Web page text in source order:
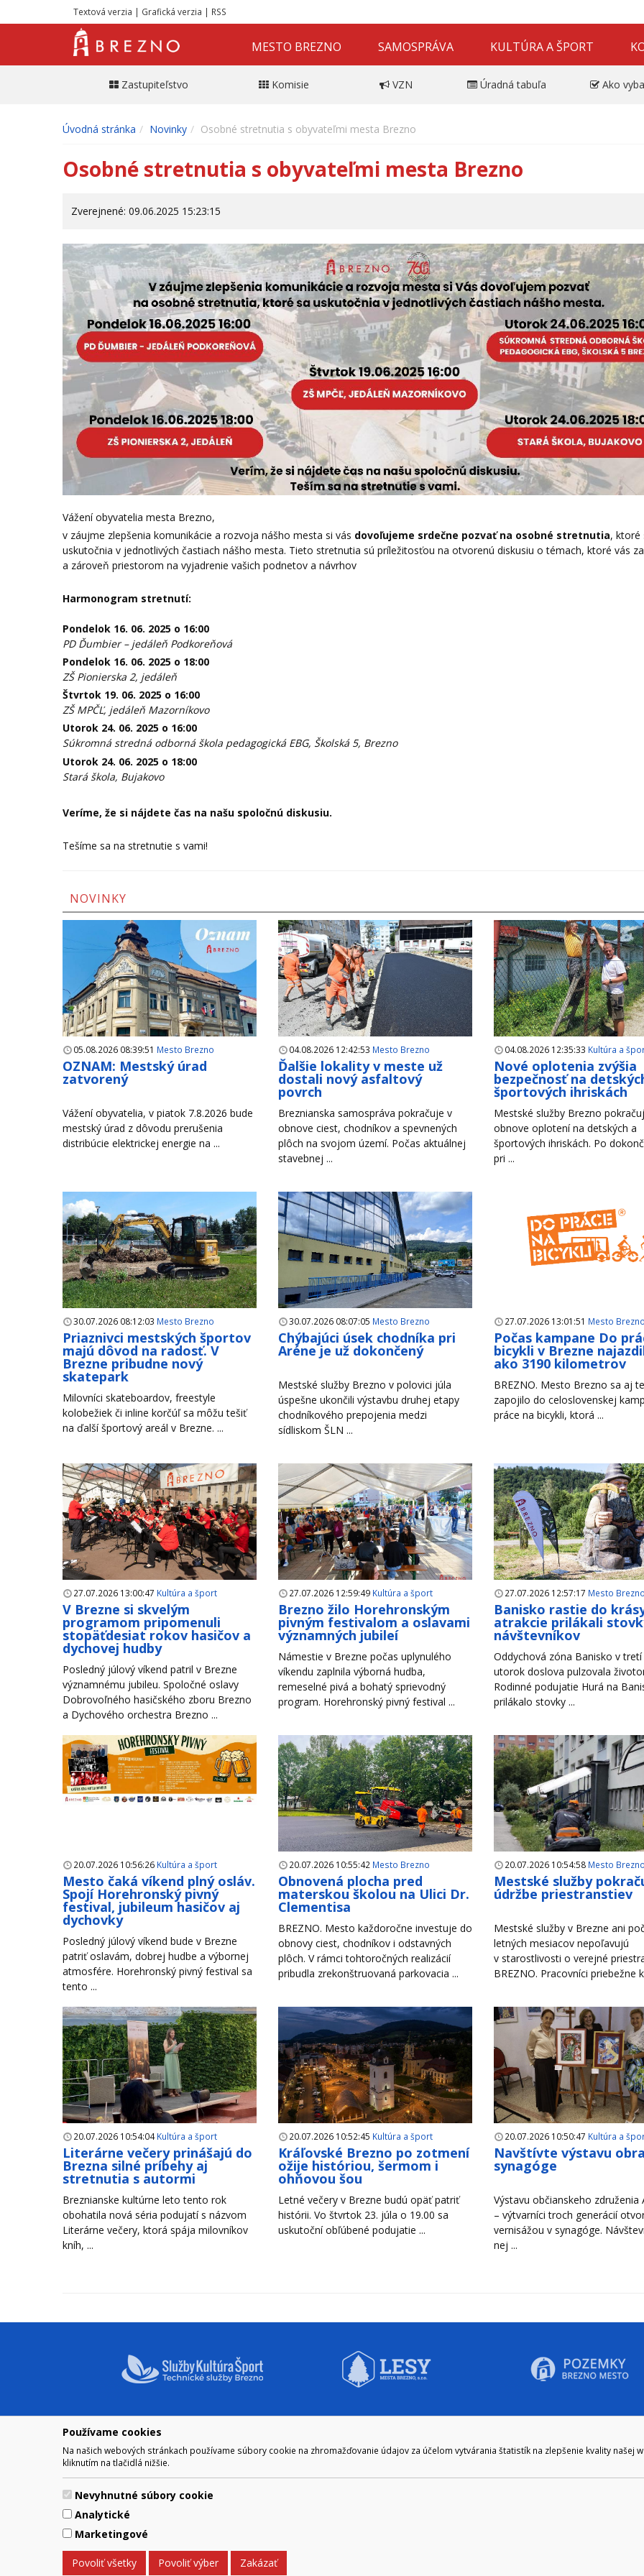
Používame cookies
Na našich webových stránkach používame súbory cookie na zhromažďovanie údajov za účelom vytvárania štatistík na zlepšenie kvality
kliknutím na tlačidlá nižšie.
Nevyhnutné súbory cookie
Analytické
Marketingové
Povoliť všetky Povoliť výber Zakázať
Textová verzia | Grafická verzia | RSS
MESTO BREZNO SAMOSPRÁVA KULTÚRA A ŠPORT
Zastupiteľstvo Komisie VZN Úradná tabuľa Ako
Úvodná stránka Novinky Osobné stretnutia s obyvateľmi mesta Brezno
Osobné stretnutia s obyvateľmi mesta Brezno
Zverejnené: 09.06.2025 15:23:15
Vážení obyvatelia mesta Brezno,
v záujme zlepšenia komunikácie a rozvoja nášho mesta si vás dovoľujeme srdečne pozvať na osobné stretnutia, ktoré
uskutočnia v jednotlivých častiach nášho mesta. Tieto stretnutia sú príležitosťou na otvorenú diskusiu o témach, ktoré vás
a zároveň priestorom na vyjadrenie vašich podnetov a návrhov
Harmonogram stretnutí:
Pondelok 16. 06. 2025 o 16:00
PD Ďumbier – jedáleň Podkoreňová
Pondelok 16. 06. 2025 o 18:00
ZŠ Pionierska 2, jedáleň
Štvrtok 19. 06. 2025 o 16:00
ZŠ MPČĽ, jedáleň Mazorníkovo
Utorok 24. 06. 2025 o 16:00
Súkromná stredná odborná škola pedagogická EBG, Školská 5, Brezno
Utorok 24. 06. 2025 o 18:00
Stará škola, Bujakovo
Veríme, že si nájdete čas na našu spoločnú diskusiu.
Tešíme sa na stretnutie s vami!
NOVINKY
05.08.2026 08:39:51 Mesto Brezno
OZNAM: Mestský úrad
zatvorený
Vážení obyvatelia, v piatok 7.8.2026 bude
mestský úrad z dôvodu prerušenia
distribúcie elektrickej energie na ...
04.08.2026 12:42:53 Mesto Brezno
Ďalšie lokality v meste už
dostali nový asfaltový
povrch
Breznianska samospráva pokračuje v
obnove ciest, chodníkov a spevnených
plôch na svojom území. Počas aktuálnej
stavebnej ...
04.08.2026 12:35:33 Kultúra a
Nové oplotenia zvýšia
bezpečnosť na
športových ihriskách
Mestské služby Brezno
obnove oplotení na detských a
športových ihriskách. Po
pri ...
30.07.2026 08:12:03 Mesto Brezno
Priaznivci mestských športov
majú dôvod na radosť. V
Brezne pribudne nový
skatepark
Milovníci skateboardov, freestyle
kolobežiek či inline korčúľ sa môžu tešiť
na ďalší športový areál v Brezne. ...
30.07.2026 08:07:05 Mesto Brezno
Chýbajúci úsek chodníka pri
Aréne je už dokončený
Mestské služby Brezno v polovici júla
úspešne ukončili výstavbu druhej etapy
chodníkového prepojenia medzi
sídliskom ŠLN ...
27.07.2026 13:01:51 Mesto
Počas kampane Do
bicykli v Brezne
ako 3190 kilometrov
BREZNO. Mesto Brezno sa aj
zapojilo do celoslovenskej
práce na bicykli, ktorá ...
27.07.2026 13:00:47 Kultúra a šport
V Brezne si skvelým
programom pripomenuli
stopäťdesiat rokov hasičov a
dychovej hudby
Posledný júlový víkend patril v Brezne
významnému jubileu. Spoločné oslavy
Dobrovoľného hasičského zboru Brezno
a Dychového orchestra Brezno ...
27.07.2026 12:59:49 Kultúra a šport
Brezno žilo Horehronským
pivným festivalom a oslavami
významných jubileí
Námestie v Brezne počas uplynulého
víkendu zaplnila výborná hudba,
remeselné pivá a bohatý sprievodný
program. Horehronský pivný festival ...
27.07.2026 12:57:17 Mesto
Banisko rastie do
atrakcie prilákali
návštevníkov
Oddychová zóna Banisko v
utorok doslova pulzovala
Rodinné podujatie Hurá na
prilákalo stovky ...
20.07.2026 10:56:26 Kultúra a šport
Mesto čaká víkend plný osláv.
Spojí Horehronský pivný
festival, jubileum hasičov aj
dychovky
Posledný júlový víkend bude v Brezne
patriť oslavám, dobrej hudbe a výbornej
atmosfére. Horehronský pivný festival sa
tento ...
20.07.2026 10:55:42 Mesto Brezno
Obnovená plocha pred
materskou školou na Ulici Dr.
Clementisa
BREZNO. Mesto každoročne investuje do
obnovy ciest, chodníkov i odstavných
plôch. V rámci tohtoročných realizácií
pribudla zrekonštruovaná parkovacia ...
20.07.2026 10:54:58 Mesto
Mestské služby
údržbe priestranstiev
Mestské služby v Brezne ani
letných mesiacov nepoľavujú
v starostlivosti o verejné
BREZNO. Pracovníci priebežne
20.07.2026 10:54:04Kultúra a šport
Literárne večery prinášajú do
Brezna silné príbehy aj
stretnutia s autormi
Breznianske kultúrne leto tento rok
obohatila nová séria podujatí s názvom
Literárne večery, ktorá spája milovníkov
kníh, ...
20.07.2026 10:52:45 Kultúra a šport
Kráľovské Brezno po zotmení
ožije históriou, šermom i
ohňovou šou
Letné večery v Brezne budú opäť patriť
histórii. Vo štvrtok 23. júla o 19.00 sa
uskutoční obľúbené podujatie ...
20.07.2026 10:50:47 Kultúra a
Navštívte výstavu
synagóge
Výstavu občianskeho združenia
– výtvarníci troch generácií
vernisážou v synagóge.
nej ...
NAVIGÁCIA
Mesto Brezno
Samospráva
Kultúra a šport
OTVÁRACIE HODINY:
Pre zobrazenie kliknite tu:
KONTAKT
048/28 56 301, 048/28 56 302
© 2017 Mesto Brezno, Námestie gen. M. R. Štefánika 1, Brezno 977 01 Tel.: 048/28 56 301, 048/28 56 302
Za obsah zodpovedá Mesto Brezno. Technický prevádzkovateľ: Arrabella, s.r.o. , Pod Donátom 12/136 Žiar nad